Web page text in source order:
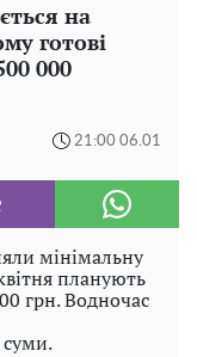
на
готові
000
21:00 06.01
мінімальну
планують
грн. Водночас